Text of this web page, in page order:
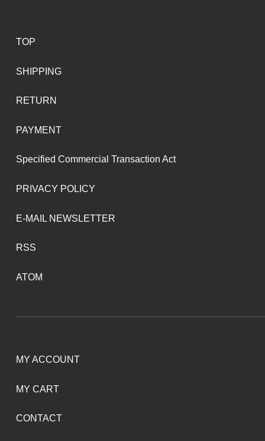
TOP
SHIPPING
RETURN
PAYMENT
Specified Commercial Transaction Act
PRIVACY POLICY
E-MAIL NEWSLETTER
RSS
ATOM
MY ACCOUNT
MY CART
CONTACT